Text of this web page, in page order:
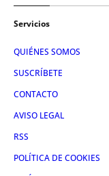
Servicios
QUIÉNES SOMOS
SUSCRÍBETE
CONTACTO
AVISO LEGAL
RSS
POLÍTICA DE COOKIES